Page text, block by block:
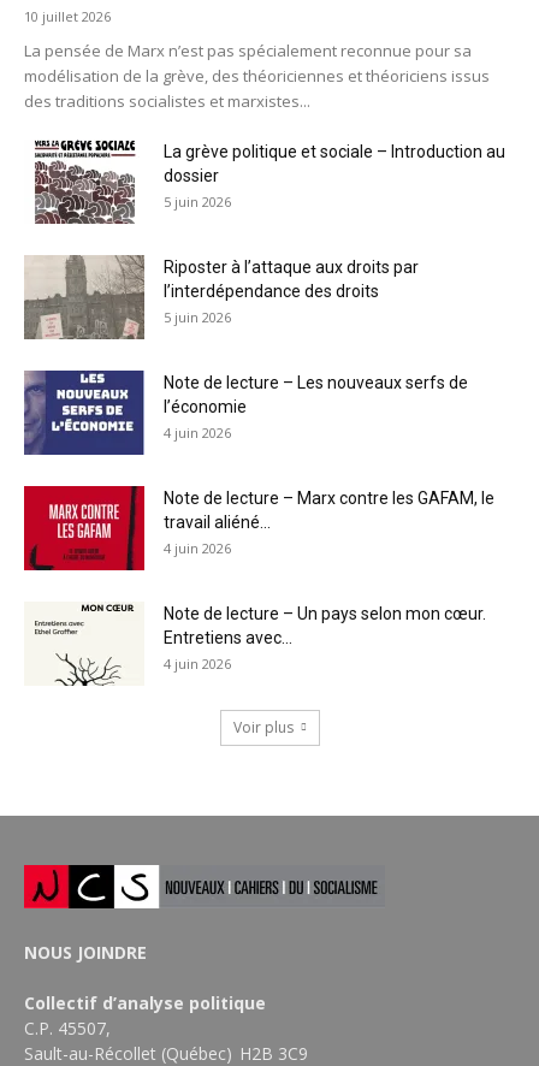
10 juillet 2026
La pensée de Marx n’est pas spécialement reconnue pour sa
modélisation de la grève, des théoriciennes et théoriciens issus
des traditions socialistes et marxistes...
La grève politique et sociale – Introduction au
dossier
5 juin 2026
Riposter à l’attaque aux droits par
l’interdépendance des droits
5 juin 2026
Note de lecture – Les nouveaux serfs de
l’économie
4 juin 2026
Note de lecture – Marx contre les GAFAM, le
travail aliéné...
4 juin 2026
Note de lecture – Un pays selon mon cœur.
Entretiens avec...
4 juin 2026
Voir plus
NOUS JOINDRE
Collectif d’analyse politique
C.P. 45507,
Sault-au-Récollet (Québec) H2B 3C9